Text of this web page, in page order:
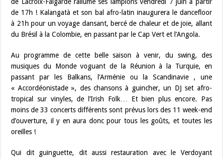
de Lacroix-Falgarde rallume ses lampions vendredi 7 juin à partir
de 17h ! Kalangatà et son bal afro-latin inaugurera le dancefloor
à 21h pour un voyage dansant, bercé de chaleur et de joie, allant
du Brésil à la Colombie, en passant par le Cap Vert et l’Angola.
Au programme de cette belle saison à venir, du swing, des
musiques du Monde voguant de la Réunion à la Turquie, en
passant par les Balkans, l’Arménie ou la Scandinavie , une
« Accordéonistade », des chansons à guincher, un DJ set afro-
tropical sur vinyles, de l’Irish Folk… Et bien plus encore. Pas
moins de 33 concerts différents sont prévus lors des 11 week-end
d’ouverture, il y en aura donc pour tous les goûts, et toutes les
oreilles !
Qui dit guinguette, dit aussi restauration avec le Verdoyant